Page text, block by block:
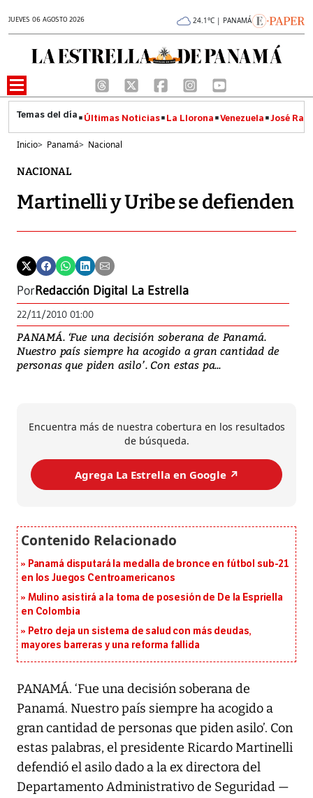
JUEVES 06 AGOSTO 2026 24.1°C | PANAMÁ
Últimas Noticias La Llorona Venezuela José
Inicio> Panamá> Nacional
NACIONAL
Martinelli y Uribe se defienden
PorRedacción Digital La Estrella
22/11/2010 01:00
PANAMÁ. ‘Fue una decisión soberana de Panamá.
Nuestro país siempre ha acogido a gran cantidad de
personas que piden asilo’. Con estas pa...
Encuentra más de nuestra cobertura en los resultados
de búsqueda.
Agrega La Estrella en Google ↗️
Panamá disputará la medalla de bronce en fútbol sub-21
en los Juegos Centroamericanos
Mulino asistirá a la toma de posesión de De la Espriella
en Colombia
Petro deja un sistema de salud con más deudas,
mayores barreras y una reforma fallida
PANAMÁ. ‘Fue una decisión soberana de
Panamá. Nuestro país siempre ha acogido a
gran cantidad de personas que piden asilo’. Con
estas palabras, el presidente Ricardo Martinelli
defendió el asilo dado a la ex directora del
Departamento Administrativo de Seguridad —